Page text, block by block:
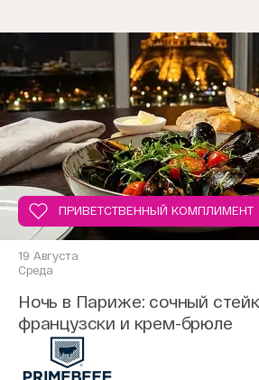
ПРИВЕТСТВЕННЫЙ КОМПЛИМЕНТ
19 Августа
Среда
Ночь в Париже: сочный
французски и крем-брюле